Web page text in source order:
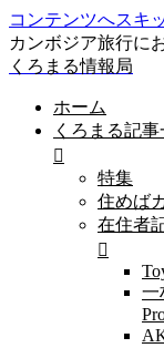
コンテンツへスキ
カンボジア旅行に
くろまる情報局
ホーム
くろまる記事
特集
住めば
在住者
一